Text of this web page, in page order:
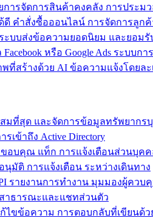
รจัดการสินค้าคงคลัง การประม
คำสั่งซื้อออนไลน์ การจัดการลูก
ะบบส่งข้อความยอดนิยม และยอม
หรือ Google Ads ระบบ
ที่สร้างด้วย AI ข้อความแจ้งโดยล
สมที่สุด และจัดการข้อมูลทรัพยากร
เข้าถึง Active Directory
อบคุณ แท็ก การแจ้งเตือนส่วนบุคค
มัติ การแจ้งเตือน ระหว่างเดินทาง
รายงานการทำงาน มุมมองผู้ควบ
าธารณะและแชทส่วนตัว
ก้ไขข้อความ การตอบกลับที่เขียนด้